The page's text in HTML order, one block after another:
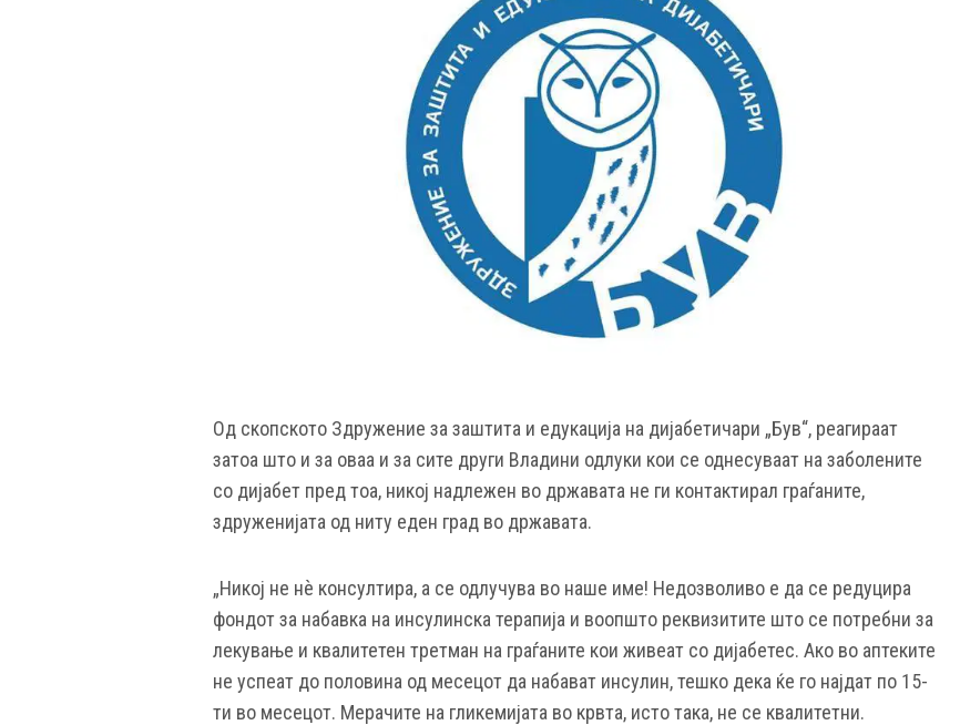
Од скопското Здружение за заштита и едукација на дијабетичари „Був“, реагираат
затоа што и за оваа и за сите други Владини одлуки кои се однесуваат на заболените
со дијабет пред тоа, никој надлежен во државата не ги контактирал граѓаните,
здруженијата од ниту еден град во државата.
„Никој не нѐ консултира, а се одлучува во наше име! Недозволиво е да се редуцира
фондот за набавка на инсулинска терапија и воопшто реквизитите што се потребни за
лекување и квалитетен третман на граѓаните кои живеат со дијабетес. Ако во аптеките
не успеат до половина од месецот да набават инсулин, тешко дека ќе го најдат по 15-
ти во месецот. Мерачите на гликемијата во крвта, исто така, не се квалитетни.